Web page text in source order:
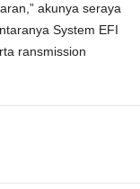
akunya seraya
System EFI
ransmission